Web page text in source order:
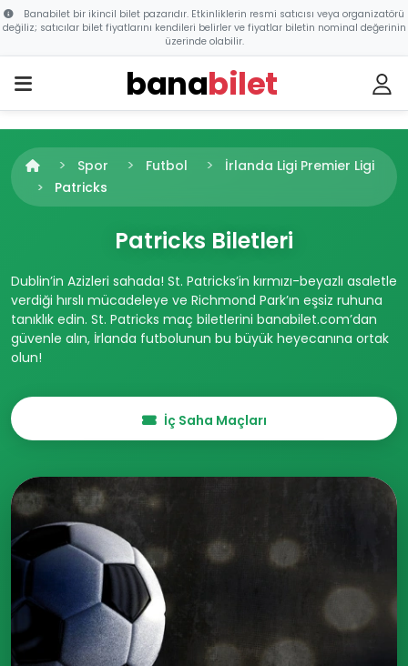
Banabilet bir ikincil bilet pazarıdır. Etkinliklerin resmi satıcısı veya organizatörü
değiliz; satıcılar bilet fiyatlarını kendileri belirler ve fiyatlar biletin nominal değerinin
üzerinde olabilir.
banabilet
Spor Futbol
İrlanda Ligi Premier Ligi
Patricks
Patricks Biletleri
Dublin’in Azizleri sahada! St. Patricks’in kırmızı-beyazlı asaletle
verdiği hırslı mücadeleye ve Richmond Park’ın eşsiz ruhuna
tanıklık edin. St. Patricks maç biletlerini banabilet.com’dan
güvenle alın, İrlanda futbolunun bu büyük heyecanına ortak
olun!
İç Saha Maçları